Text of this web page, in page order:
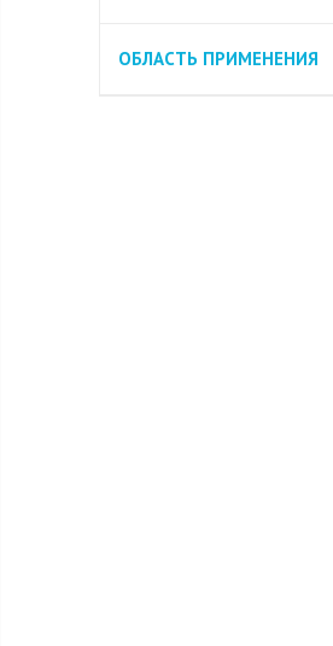
ОБЛАСТЬ ПРИМЕНЕНИЯ